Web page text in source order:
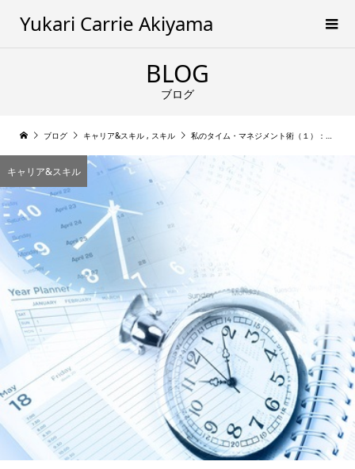
Yukari Carrie Akiyama
BLOG
ブログ
ブログ キャリア&スキル , スキル 私のタイム・マネジメント術（１）： 仕事とプライベートの時間配分
キャリア&スキル